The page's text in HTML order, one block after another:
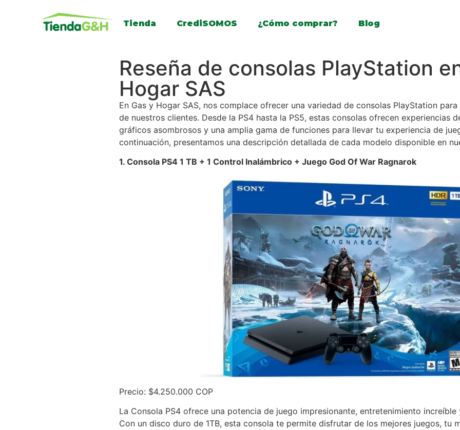
Tienda CrediSOMOS ¿Cómo comprar? Blog
Reseña de consolas PlayStation
Hogar SAS
En Gas y Hogar SAS, nos complace ofrecer una variedad de consolas PlayStation
de nuestros clientes. Desde la PS4 hasta la PS5, estas consolas ofrecen experiencias
gráficos asombrosos y una amplia gama de funciones para llevar tu experiencia de
continuación, presentamos una descripción detallada de cada modelo disponible en
1. Consola PS4 1 TB + 1 Control Inalámbrico + Juego God Of War Ragnarok
Precio: $4.250.000 COP
La Consola PS4 ofrece una potencia de juego impresionante, entretenimiento increíble
Con un disco duro de 1TB, esta consola te permite disfrutar de los mejores juegos, tu